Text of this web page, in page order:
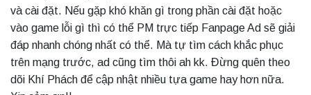
và cài đặt. Nếu gặp khó khăn gì trong phần cài đặt hoặc
vào game lỗi gì thì có thể PM trực tiếp Fanpage Ad sẽ giải
đáp nhanh chóng nhất có thể. Mà tự tìm cách khắc phục
trên mạng trước, ad cũng tìm thôi ah kk. Đừng quên theo
dõi Khí Phách để cập nhật nhiều tựa game hay hơn nữa.